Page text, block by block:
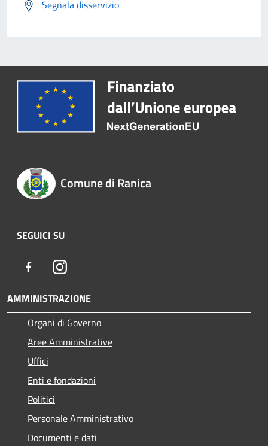
Segnala disservizio
Comune di Ranica
SEGUICI SU
FacebookInstagram
AMMINISTRAZIONE
Organi di Governo
Aree Amministrative
Uffici
Enti e fondazioni
Politici
Personale Amministrativo
Documenti e dati